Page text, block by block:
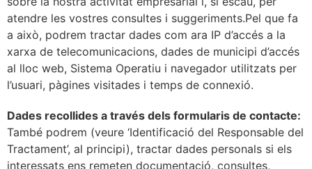
atendre les vostres consultes i suggeriments.Pel que fa
a això, podrem tractar dades com ara IP d’accés a la
xarxa de telecomunicacions, dades de municipi d’accés
al lloc web, Sistema Operatiu i navegador utilitzats per
l’usuari, pàgines visitades i temps de connexió.
Dades recollides a través dels formularis de contacte:
També podrem (veure ‘Identificació del Responsable del
Tractament’, al principi), tractar dades personals si els
interessats ens remeten documentació, consultes,